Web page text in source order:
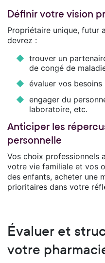
Définir votre vision
Propriétaire unique, futur
devrez :
trouver un
de congé de
évaluer vos besoins
engager du
laboratoire, etc.
Anticiper les
personnelle
Vos choix professionnels
votre vie familiale et vos
des enfants, acheter une
prioritaires dans votre
Évaluer et
votre